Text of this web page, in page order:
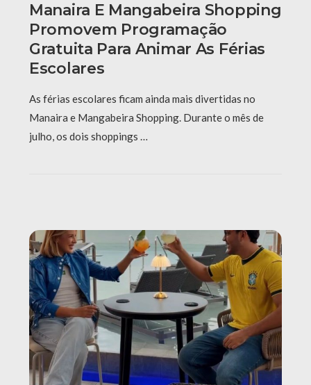
Manaira E Mangabeira Shopping
Promovem Programação
Gratuita Para Animar As Férias
Escolares
As férias escolares ficam ainda mais divertidas no
Manaira e Mangabeira Shopping. Durante o mês de
julho, os dois shoppings …